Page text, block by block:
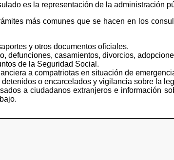
es la representación de la administración
más comunes que se hacen en los
y otros documentos oficiales.
defunciones, casamientos, divorcios,
de la Seguridad Social.
a compatriotas en situación de
o encarcelados y vigilancia sobre la
a ciudadanos extranjeros e información